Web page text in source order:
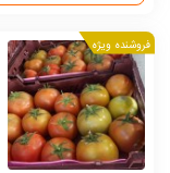
فروشنده ویژه